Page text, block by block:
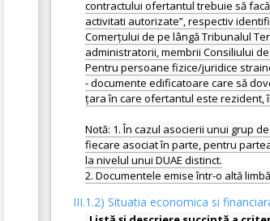
contractului ofertantul trebuie să
activitati autorizate”, respectiv
Comerțului de pe lângă Tribunalul
administratorii, membrii Consiliului
Pentru persoane fizice/juridice
- documente edificatoare care să
țara în care ofertantul este rezident,
Notă: 1. În cazul asocierii unui grup
fiecare asociat în parte, pentru
la nivelul unui DUAE distinct.
III.1.2) Situatia economica si